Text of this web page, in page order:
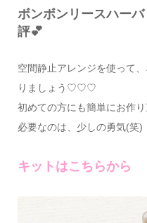
ボンボンリースハー
評💕
空間静止アレンジを使って
りましょう♡♡♡
初めての方にも簡単にお作
必要なのは、少しの勇気(笑)
キットはこちらから